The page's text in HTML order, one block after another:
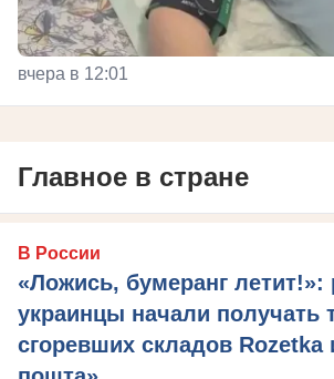
вчера в 12:01
Главное в стране
В России
«Ложись, бумеранг
украинцы начали получать
сгоревших складов Rozetka